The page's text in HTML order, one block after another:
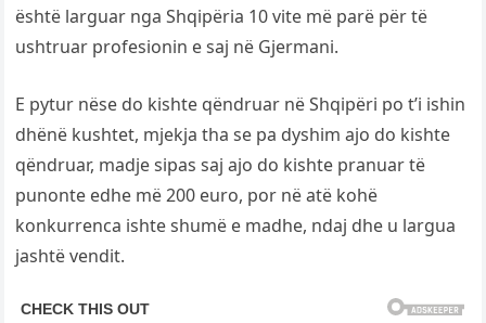
është larguar nga Shqipëria 10 vite më parë për të
ushtruar profesionin e saj në Gjermani.
E pytur nëse do kishte qëndruar në Shqipëri po t’i ishin
dhënë kushtet, mjekja tha se pa dyshim ajo do kishte
qëndruar, madje sipas saj ajo do kishte pranuar të
punonte edhe më 200 euro, por në atë kohë
konkurrenca ishte shumë e madhe, ndaj dhe u largua
jashtë vendit.